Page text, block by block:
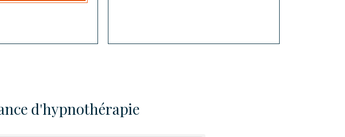
d'hypnothérapie